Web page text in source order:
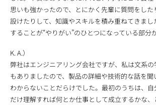
思いも強かったので、とにかく先輩に質問をした
設けたりして、知識やスキルを積み重ねてきま
することが“やりがい”のひとつになっている部分
K. A.）
弊社はエンジニアリング会社ですが、私は文系
もありましたので、製品の詳細や技術的な話を聞
わからないことだらけでした。最初のうちは、
だけ理解すれば何とか仕事として成立するかな